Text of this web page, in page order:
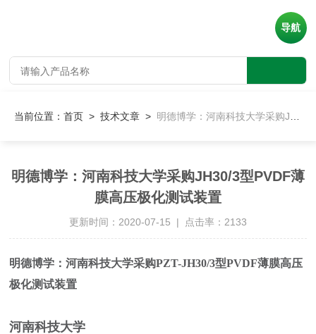
导航
当前位置：首页 >技术文章 > 明德博学：河南科技大学采购JH30/3型PVDF薄膜高压极化测试装置
明德博学：河南科技大学采购JH30/3型PVDF薄
膜高压极化测试装置
更新时间：2020-07-15 | 点击率：2133
明德博学：河南科技大学采购PZT-JH30/3型PVDF薄膜高压
极化测试装置
河南科技大学